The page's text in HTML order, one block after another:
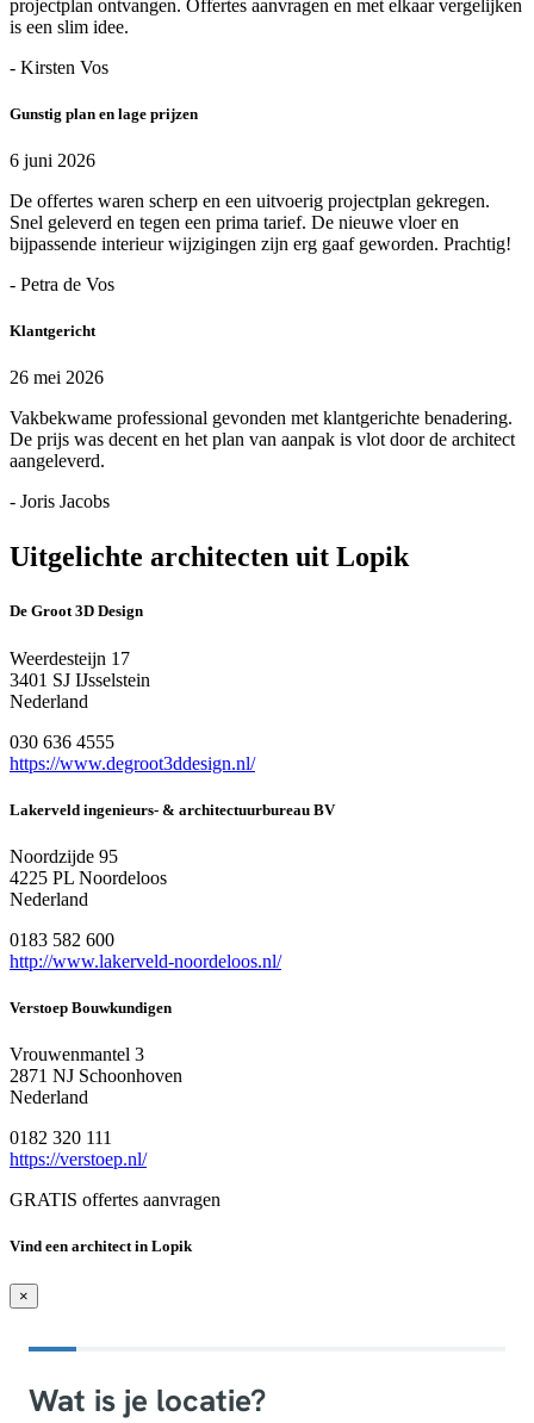
projectplan ontvangen. Offertes aanvragen en met elkaar vergelijken
is een slim idee.
- Kirsten Vos
Gunstig plan en lage prijzen
6 juni 2026
De offertes waren scherp en een uitvoerig projectplan gekregen.
Snel geleverd en tegen een prima tarief. De nieuwe vloer en
bijpassende interieur wijzigingen zijn erg gaaf geworden. Prachtig!
- Petra de Vos
Klantgericht
26 mei 2026
Vakbekwame professional gevonden met klantgerichte benadering.
De prijs was decent en het plan van aanpak is vlot door de architect
aangeleverd.
- Joris Jacobs
Uitgelichte architecten uit Lopik
De Groot 3D Design
Weerdesteijn 17
3401 SJ IJsselstein
Nederland
030 636 4555
https://www.degroot3ddesign.nl/
Lakerveld ingenieurs- & architectuurbureau BV
Noordzijde 95
4225 PL Noordeloos
Nederland
0183 582 600
http://www.lakerveld-noordeloos.nl/
Verstoep Bouwkundigen
Vrouwenmantel 3
2871 NJ Schoonhoven
Nederland
0182 320 111
https://verstoep.nl/
GRATIS offertes aanvragen
Vind een architect in Lopik
×